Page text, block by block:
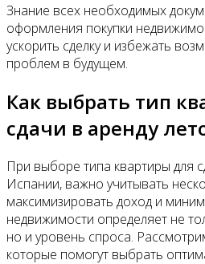
Знание всех необходимых
оформления покупки
ускорить сделку и избежать
проблем в будущем.
Как выбрать тип
сдачи в аренду
При выборе типа квартиры для
Испании, важно учитывать
максимизировать доход и
недвижимости определяет не
но и уровень спроса.
которые помогут выбрать